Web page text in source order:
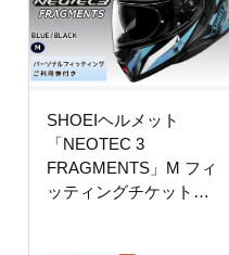
SHOEIヘルメット
「NEOTEC 3
FRAGMENTS」M フィ
ッティングチケット付